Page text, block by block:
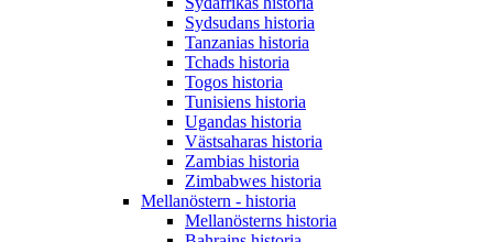
Sydsudans historia
Tanzanias historia
Tchads historia
Togos historia
Tunisiens historia
Ugandas historia
Västsaharas historia
Zambias historia
Zimbabwes historia
Mellanöstern - historia
Mellanösterns historia